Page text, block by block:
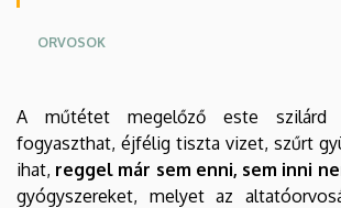
ORVOSOK
Oldalmenu
KEK
Angol
Oldalmenü
KEK
Német
A műtétet megelőző este szilárd
fogyaszthat, éjfélig tiszta vizet, szűrt
ihat, reggel már sem enni, sem inni
gyógyszereket, melyet az